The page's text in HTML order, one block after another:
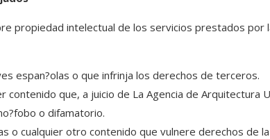
propiedad intelectual de los servicios prestados por
espan?olas o que infrinja los derechos de terceros.
contenido que, a juicio de La Agencia de Arquitectura
o difamatorio.
o cualquier otro contenido que vulnere derechos de